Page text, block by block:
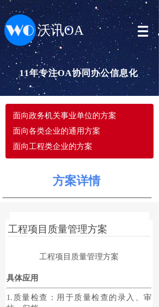
沃讯OA
11年专注OA协同办公信息化
面向政务机关事业单位的方案
面向各类企业的通用方案
面向工程类企业的方案
方案详情
工程项目质量管理方案
工程项目质量管理方案
具体应用
1.质量检查：用于质量检查的录入、审